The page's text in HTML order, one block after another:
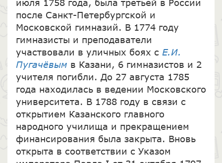
июля 1758 года, была третьей в России
после Санкт-Петербургской и
Московской гимназий. В 1774 году
гимназисты и преподаватели
участвовали в уличных боях с Е.И.
Пугачёвым в Казани, 6 гимназистов и 2
учителя погибли. До 27 августа 1785
года находилась в ведении Московского
университета. В 1788 году в связи с
открытием Казанского главного
народного училища и прекращением
финансирования была закрыта. Вновь
открыта в соответствии с Указом